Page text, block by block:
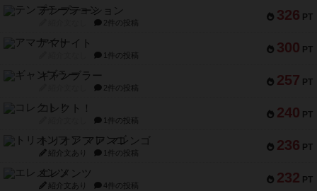
326 PT
テンプテーション
2件の投稿
300 PT
アマナイト
1件の投稿
257 PT
ギャンブラー
2件の投稿
240 PT
コレクト！
1件の投稿
236 PT
トリオンフ ア マレンゴ
紹介文あり 1件の投稿
232 PT
エレメンツ
紹介文あり 4件の投稿